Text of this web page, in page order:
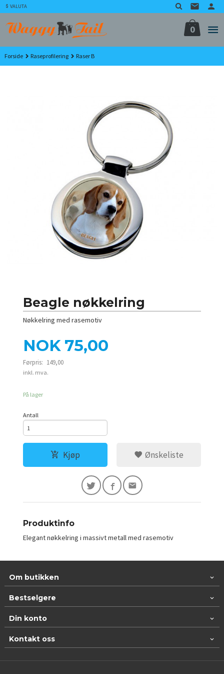
Gå
til
innholdet
VALUTA
0
Forside Raseprofilering Raser B
Beagle nøkkelring
Nøkkelring med rasemotiv
Tilbud
NOK 75,00
Førpris: 149,00
Rabatt
inkl. mva.
På lager
Antall
Kjøp Ønskeliste
Produktinfo
Elegant nøkkelring i massivt metall med rasemotiv
Om butikken
Bestselgere
Din konto
Kontakt oss